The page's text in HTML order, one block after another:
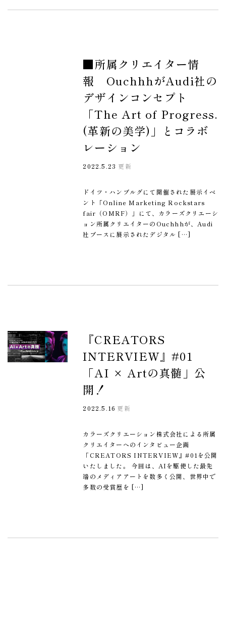
■所属クリエイター情
報 OuchhhがAudi社の
デザインコンセプト
「The Art of Progress.
(革新の美学)」とコラボ
レーション
2022.5.23 更新
ドイツ・ハンブルグにて開催された展示イベ
ント「Online Marketing Rockstars
fair（OMRF）」にて、カラーズクリエーシ
ョン所属クリエイターのOuchhhが、Audi
社ブースに展示されたデジタル […]
『CREATORS
INTERVIEW』#01
「AI × Artの真髄」公
開！
2022.5.16 更新
カラーズクリエーション株式会社による所属
クリエイターへのインタビュー企画
「CREATORS INTERVIEW』#01を公開
いたしました。 今回は、AIを駆使した最先
端のメディアアートを数多く公開、世界中で
多数の受賞歴を […]